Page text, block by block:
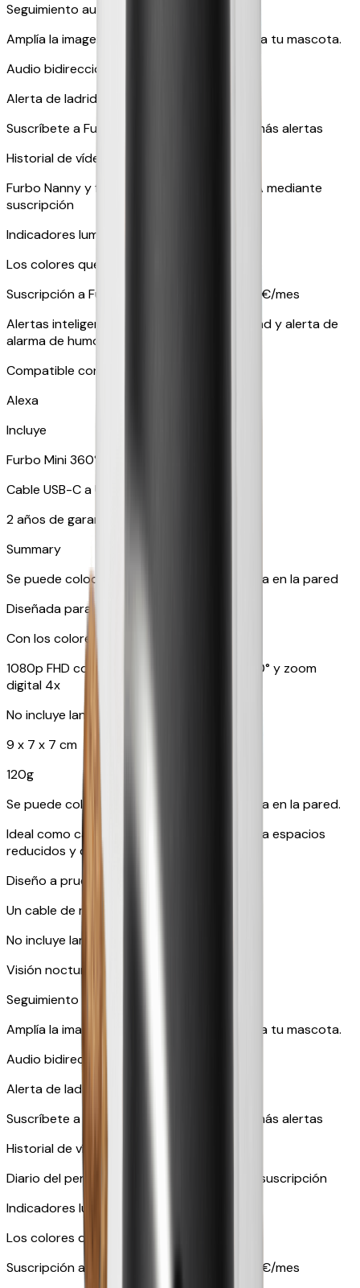
Seguimiento automático
Amplía la imagen y sigue automáticamente a tu mascota.
Audio bidireccional en tiempo real
Alerta de ladridos o maullidos
Suscríbete a Furbo Nanny para acceder a más alertas
Historial de vídeo mediante suscripción
Furbo Nanny y funciones inteligentes con IA mediante
suscripción
Indicadores luminosos en amarillo y azul
Los colores que ven las mascotas
Suscripción a Furbo Nanny a partir de 6,99 €/mes
Alertas inteligentes como alerta de actividad y alerta de
alarma de humo, entre muchas otras.
Compatible con dispositivos inteligentes
Alexa
Incluye
Furbo Mini 360°
Cable USB-C a USB-C de 1,8 metros
2 años de garantía
Summary
Se puede colocar sobre una mesa o colgada en la pared
Diseñada para perros y gatos
Con los colores que tu mascota puede ver
1080p FHD con objetivo gran angular de 130° y zoom
digital 4x
No incluye lanzapremios
9 x 7 x 7 cm
120g
Se puede colocar sobre una mesa o colgada en la pared.
Ideal como cámara adicional, adecuada para espacios
reducidos y cómoda para viajar.
Diseño a prueba de mascotas
Un cable de repuesto gratuito.
No incluye lanzapremios
Visión nocturna en color
Seguimiento automático
Amplía la imagen y sigue automáticamente a tu mascota.
Audio bidireccional en tiempo real
Alerta de ladridos o maullidos
Suscríbete a Furbo Nanny para acceder a más alertas
Historial de vídeo mediante suscripción
Diario del perro o Diario del gato mediante suscripción
Indicadores luminosos en amarillo y azul
Los colores que ven las mascotas
Suscripción a Furbo Nanny a partir de 6,99 €/mes